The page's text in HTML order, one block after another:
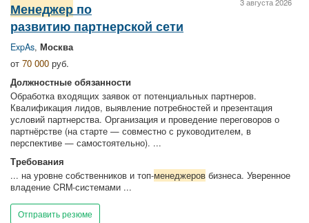
Менеджер по
развитию партнерской сети
ExpAs, Москва
от 70 000 руб.
Должностные обязанности
Обработка входящих заявок от потенциальных партнеров.
Квалификация лидов, выявление потребностей и презентация
условий партнерства. Организация и проведение переговоров о
партнёрстве (на старте — совместно с руководителем, в
перспективе — самостоятельно). ...
Требования
... на уровне собственников и топ-менеджеров бизнеса. Уверенное
владение CRM-системами ...
Отправить резюме